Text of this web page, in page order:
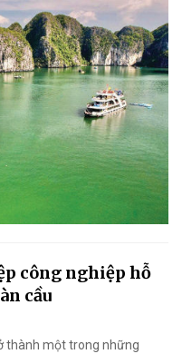
công nghiệp hỗ
cầu
thành một trong những